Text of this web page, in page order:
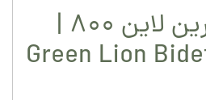
دوش شارژی گرین لاین ۸۰۰ |
Green Lion